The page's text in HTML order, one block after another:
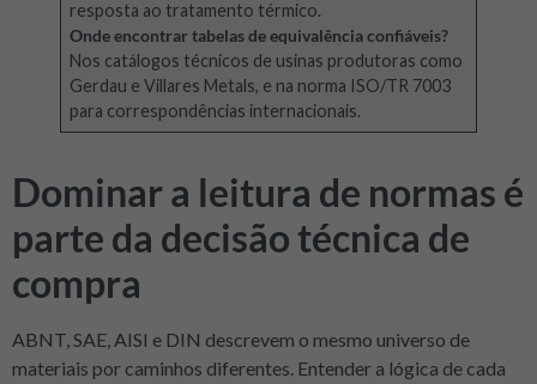
resposta ao tratamento térmico.
Onde encontrar tabelas de equivalência confiáveis?
Nos catálogos técnicos de usinas produtoras como
Gerdau e Villares Metals, e na norma ISO/TR 7003
para correspondências internacionais.
Dominar a leitura de normas é
parte da decisão técnica de
compra
ABNT, SAE, AISI e DIN descrevem o mesmo universo de
materiais por caminhos diferentes. Entender a lógica de cada